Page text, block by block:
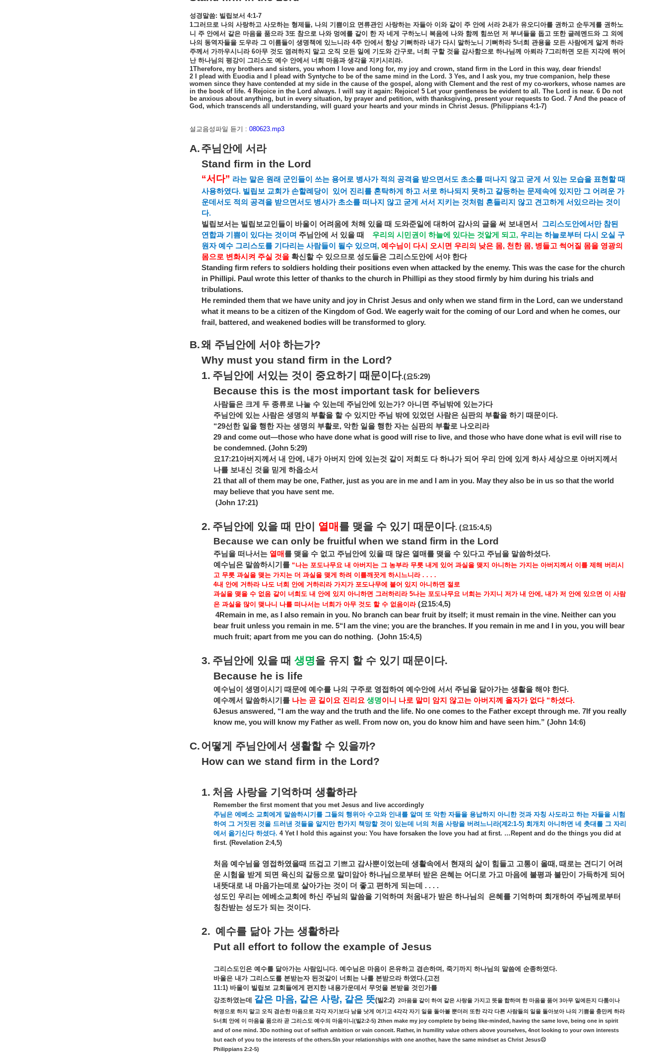
성경말씀: 빌립보서 4:1-7
1그러므로 나의 사랑하고 사모하는 형제들, 나의 기쁨이요 면류관인 사랑하는 자들아 이와 같이 주 안에 서라2내가 유오디아를 권하고 순두게를 권하노
니 주 안에서 같은 마음을 품으라3또 참으로 나와 멍에를 같이 한 자 네게 구하노니 복음에 나와 함께 힘쓰던 저 부녀들을 돕고 또한 글레멘드와 그 외에
나의 동역자들을 도우라 그 이름들이 생명책에 있느니라4주 안에서 항상 기뻐하라 내가 다시 말하노니 기뻐하라5너희 관용을 모든 사람에게 알게 하라
주께서 가까우시니라6아무 것도 염려하지 말고 오직 모든 일에 기도와 간구로, 너희 구할 것을 감사함으로 하나님께 아뢰라7그리하면 모든 지각에 뛰어
난 하나님의 평강이 그리스도 예수 안에서 너희 마음과 생각을 지키시리라.
1Therefore, my brothers and sisters, you whom I love and long for, my joy and crown, stand firm in the Lord in this way, dear friends!
2 I plead with Euodia and I plead with Syntyche to be of the same mind in the Lord. 3 Yes, and I ask you, my true companion, help these
women since they have contended at my side in the cause of the gospel, along with Clement and the rest of my co-workers, whose names are
in the book of life. 4 Rejoice in the Lord always. I will say it again: Rejoice! 5 Let your gentleness be evident to all. The Lord is near. 6 Do not
be anxious about anything, but in every situation, by prayer and petition, with thanksgiving, present your requests to God. 7 And the peace of
God, which transcends all understanding, will guard your hearts and your minds in Christ Jesus. (Philippians 4:1-7)
설교음성파일 듣기 : 080623.mp3
A.주님안에
서라
Stand firm in the Lord
“서다” 라는 말은 원래 군인들이 쓰는 용어로 병사가 적의 공격을 받으면서도 초소를 떠나지 않고 굳게 서 있는 모습을 표현할 때
사용하였다. 빌립보 교회가 손할례당이 있어 진리를 혼탁하게 하고 서로 하나되지 못하고 갈등하는 문제속에 있지만 그 어려운 가
운데서도 적의 공격을 받으면서도 병사가 초소를 떠나지 않고 굳게 서서 지키는 것처럼 흔들리지 않고 견고하게 서있으라는 것이
다.
빌립보서는 빌립보교인들이 바울이 어려움에 처해 있을 때 도와준일에 대하여 감사의 글을 써 보내면서 그리스도안에서만 참된
연합과 기쁨이 있다는 것이며 주님안에 서 있을 때 우리의 시민권이 하늘에 있다는 것알게 되고, 우리는 하늘로부터 다시 오실 구
원자 예수 그리스도를 기다리는 사람들이 될수 있으며 , 예수님이 다시 오시면 우리의 낮은 몸, 천한 몸, 병들고 썩어질 몸을 영광의
몸으로 변화시켜 주실 것을 확신할 수 있으므로 성도들은 그리스도안에 서야 한다
Standing firm refers to soldiers holding their positions even when attacked by the enemy. This was the case for the church
in Phillipi. Paul wrote this letter of thanks to the church in Phillipi as they stood firmly by him during his trials and
tribulations.
He reminded them that we have unity and joy in Christ Jesus and only when we stand firm in the Lord, can we understand
what it means to be a citizen of the Kingdom of God. We eagerly wait for the coming of our Lord and when he comes, our
frail, battered, and weakened bodies will be transformed to glory.
B.왜 주님안에 서야 하는가?
Why must you stand firm in the Lord?
1. 주님안에 서있는 것이 중요하기 때문이다.(요5:29)
Because this is the most important task for believers
사람들은 크게 두 종류로 나눌 수 있는데 주님안에 있는가? 아니면 주님밖에
있는가다
주님안에
있는 사람은 생명의 부활을 할 수 있지만 주님 밖에 있었던 사람은 심판의 부활을 하기 때문이다.
“29선한 일을 행한 자는 생명의 부활로, 악한 일을 행한 자는 심판의 부활로 나오리라
29 and come out—those who have done what is good will rise to live, and those who have done what is evil will rise to
be condemned. (John 5:29)
요17:21아버지께서 내 안에 , 내가 아버지 안에 있는것 같이 저희도 다 하나가 되어 우리 안에 있게 하사 세상으로 아버지께서
나를 보내신 것을 믿게
하옵소서
21 that all of them may be one, Father, just as you are in me and I am in you. May they also be in us so that the world
may believe that you have sent me.
(John 17:21)
2. 주님안에 있을 때 만이 열매 를 맺을 수 있기 때문이다. (요15:4,5)
Because we can only be fruitful when we stand firm in the Lord
주님을 떠나서는 열매 를 맺을 수 없고 주님안에 있을 때 많은 열매를 맺을 수 있다고 주님을 말씀하셨다.
예수님은 말씀하시기를 “나는 포도나무요 내 아버지는 그 농부라 무릇 내게 있어 과실을 맺지 아니하는 가지는 아버지께서 이를 제해 버리시
고 무릇 과실을 맺는 가지는 더 과실을 맺게 하려 이를깨끗게 하시느니라. . . .
4내 안에 거하라 나도 너희 안에 거하리라 가지가 포도나무에 붙어 있지 아니하면 절로
과실을 맺을 수 없음 같이 너희도 내 안에 있지 아니하면 그러하리라5나는 포도나무요 너희는 가지니 저가 내 안에 , 내가 저 안에 있으면 이 사람
은 과실을 많이 맺나니 나를 떠나서는 너희가 아무 것도 할 수 없음이라 (요15:4,5)
4Remain in me, as I also remain in you. No branch can bear fruit by itself; it must remain in the vine. Neither can you
bear fruit unless you remain in me. 5“I am the vine; you are the branches. If you remain in me and I in you, you will bear
much fruit; apart from me you can do nothing. (John 15:4,5)
3. 주님안에 있을 때 생명을 유지 할 수 있기 때문이다.
Because he is life
예수님이 생명이시기 때문에 예수를 나의 구주로 영접하여 예수안에 서서 주님을 닮아가는 생활을 해야 한다.
예수께서 말씀하시기를 나는 곧 길이요 진리요 생명이니 나로 말미 암지 않고는 아버지께 올자가 없다“하셨다.
6Jesus answered, “I am the way and the truth and the life. No one comes to the Father except through me. 7If you really
know me, you will know my Father as well. From now on, you do know him and have seen him.” (John 14:6)
C.어떻게 주님안에서 생활할 수 있을까?
How can we stand firm in the Lord?
1. 처음 사랑을 기억하며 생활하라
Remember the first moment that you met Jesus and live accordingly
주님은 에베소 교회에게 말씀하시기를 그들의 행위아 수고와 인내를 알며 또 악한 자들을 용납하지 아니한 것과 자칭 사도라고 하는 자들을 시험
하여 그 거짓된 것을 드러낸 것들을 알지만 한가지 책망할 것이 있는데 너의 처음 사랑을 버려느니라(계 2:1-5) 회개치 아니하면 네 촛대를 그 자리
에서 옮기신다 하셨다. 4 Yet I hold this against you: You have forsaken the love you had at first. …Repent and do the things you did at
first. (Revelation 2:4,5)
처음 예수님을 영접하였을때 뜨겁고 기쁘고 감사뿐이었는데 생활속에서 현재의 삶이 힘들고 고통이 올때 , 때로는 견디기
어려
운 시험을 받게 되면 육신의 갈등으로 말미암아 하나님으로부터 받은 은혜는 어디로 가고 마음에 불평과 불만이 가득하게
되어
내뜻대로 내 마음가는데로 살아가는 것이 더 좋고 편하게 되는데
. . . .
성도인
우리는 에베소교회에 하신 주님의 말씀을 기억하며 처움내가 받은 하나님의 은혜를 기억하며 회개하여 주님께로부터
칭찬받는 성도가 되는 것이다.
2. 예수를 닮아 가는 생활하라
Put all effort to follow the example of Jesus
그리스도인은 예수를 닮아가는 사람입니다. 예수님은 마음이 온유하고 겸손하며 , 죽기까지 하나님의 말씀에 순종하였다.
바울은 내가 그리스도를 본받는자 된것같이 너희는 나를 본받으라 하였다.(고전
11:1) 바울이 빌립보 교회들에게 편지한 내용가운데서 무엇을 본받을 것인가를
강조하였는데
같은 마음, 같은 사랑, 같은 뜻(빌2:2) 2마음을 같이 하여 같은 사랑을 가지고 뜻을 합하며 한 마음을 품어 3아무 일에든지
다툼이나
허영으로 하지 말고 오직 겸손한 마음으로 각각 자기보다 남을 낫게 여기고 4각각 자기 일을 돌아볼 뿐더러 또한 각각 다른 사람들의 일을 돌아보아 나의 기쁨을 충만케 하라
5너희 안에 이 마음을 품으라 곧 그리스도 예수의 마음이니 (빌2:2-5) 2then make my joy complete by being like-minded, having the same love, being one in spirit
and of one mind. 3Do nothing out of selfish ambition or vain conceit. Rather, in humility value others above yourselves, 4not looking to your own interests
but each of you to the interests of the others.5In your relationships with one another, have the same mindset as Christ Jesus☹
Philippians 2:2-5)